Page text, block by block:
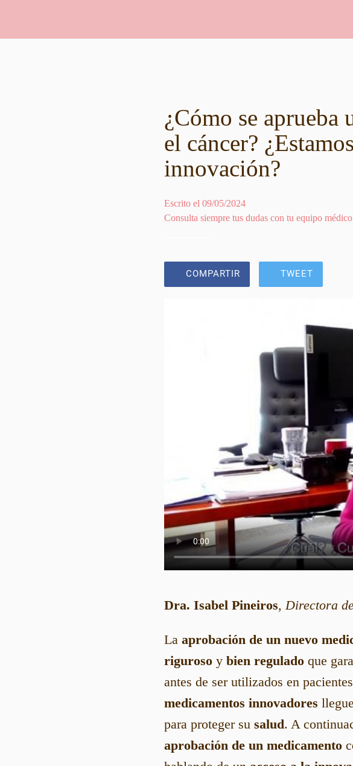
¿Cómo se aprueba
el cáncer?
innovación?
Escrito el 09/05/2024
Consulta siempre tus dudas con tu equipo
COMPARTIR TWEET
Dra. Isabel Pineiros, Directora
La aprobación de un nuevo
riguroso y bien regulado que
antes de ser utilizados en
medicamentos innovadores
para proteger su salud. A
aprobación de un medicamento